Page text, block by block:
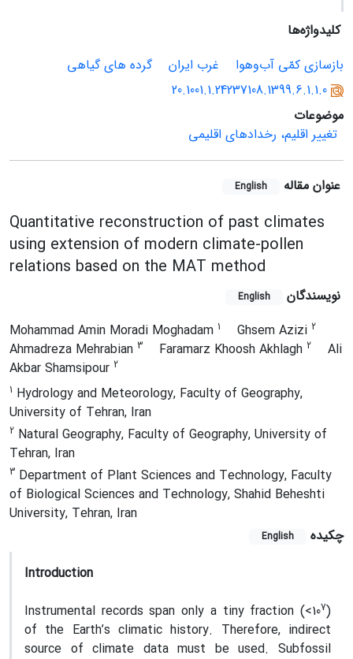
کلیدواژه‌ها
بازسازی کمّی آب‌وهوا
غرب ایران
گرده ‌های گیاهی
20.1001.1.24237108.1399.6.1.1.0
موضوعات
تغییر اقلیم، رخدادهای اقلیمی
عنوان مقاله English
Quantitative reconstruction of past climates
using extension of modern climate-pollen
relations based on the MAT method
نویسندگان English
Mohammad Amin Moradi Moghadam 1 Ghsem Azizi 2
Ahmadreza Mehrabian 3 Faramarz Khoosh Akhlagh 2
Ali
Akbar Shamsipour 2
1 Hydrology and Meteorology, Faculty of Geography,
University of Tehran, Iran
2 Natural Geography, Faculty of Geography, University of
Tehran, Iran
3 Department of Plant Sciences and Technology, Faculty
of Biological Sciences and Technology, Shahid Beheshti
University, Tehran, Iran
چکیده
English
Introduction
Instrumental records span only a tiny fraction (<107)
of the Earth’s climatic history. Therefore, indirect
source of climate data must be used. Subfossil